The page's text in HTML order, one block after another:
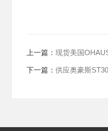
上一篇： 现货美国
下一篇： 供应奥豪斯